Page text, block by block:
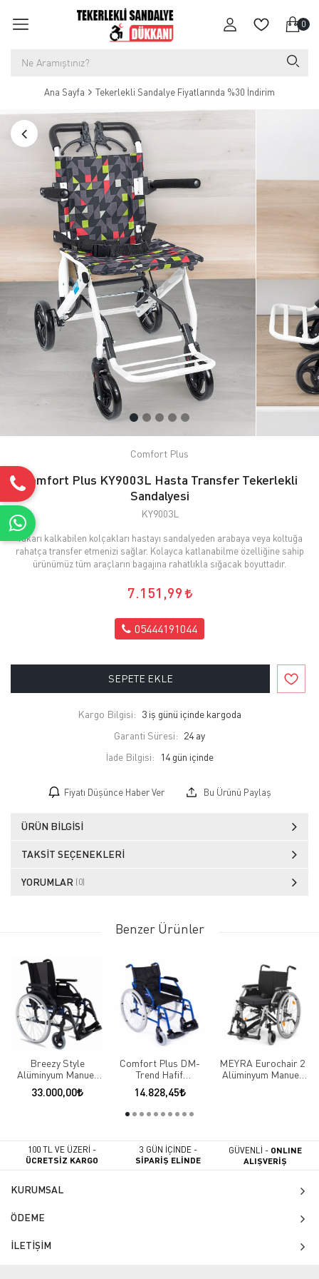
0
Ana Sayfa Tekerlekli Sandalye Fiyatlarında %30 İndirim
Comfort Plus
Comfort Plus KY9003L Hasta Transfer Tekerlekli
Sandalyesi
KY9003L
Yukarı kalkabilen kolçakları hastayı sandalyeden arabaya veya koltuğa
rahatça transfer etmenizi sağlar. Kolayca katlanabilme özelliğine sahip
ürünümüz tüm araçların bagajına rahatlıkla sığacak boyuttadır.
7.151,99
05444191044
SEPETE EKLE
Kargo Bilgisi: 3 iş günü içinde kargoda
Garanti Süresi: 24 ay
İade Bilgisi:
Fiyatı Düşünce Haber Ver Bu Ürünü Paylaş
ÜRÜN BILGISI
TAKSIT SEÇENEKLERI
YORUMLAR (0)
Benzer Ürünler
Breezy Style
Alüminyum Manuel
Tekerlekli Sandalye
33.000,00
Comfort Plus DM-
Trend Hafif
Alüminyum Tekerlekli
Sandalye
14.828,45
MEYRA Eurochair 2
Alüminyum Manuel
100 TL VE ÜZERİ -
ÜCRETSİZ KARGO
3 GÜN İÇİNDE -
SİPARİŞ ELİNDE
GÜVENLİ - ONLINE
ALIŞVERİŞ
KURUMSAL
ÖDEME
İLETİŞİM